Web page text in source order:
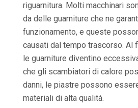
riguarnitura. Molti macchinari
da delle guarniture che ne
funzionamento, e queste
causati dal tempo trascorso. Al
le guarniture diventino
che gli scambiatori di calore
danni, le piastre possono
materiali di alta qualità.